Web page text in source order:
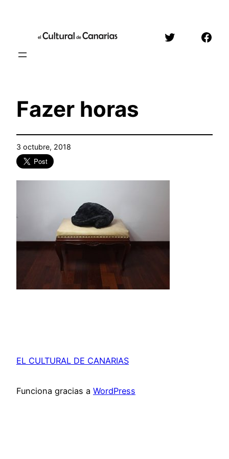
contenido
Twitter
Fazer horas
3 octubre, 2018
EL CULTURAL DE CANARIAS
Funciona gracias a WordPress